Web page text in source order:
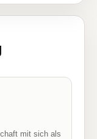
mit sich als